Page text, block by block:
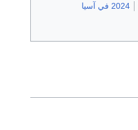
2024 في آسيا